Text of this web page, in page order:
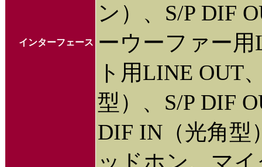
インターフェース
ン）、S/P DIF
ーウーファー
ト用LINE OUT
型）、S/P DIF
DIF IN（光角型
ッドホン、マ